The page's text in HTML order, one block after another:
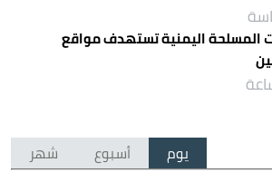
المسلحة اليمنية تستهدف مواقع
يوم أسبوع شهر